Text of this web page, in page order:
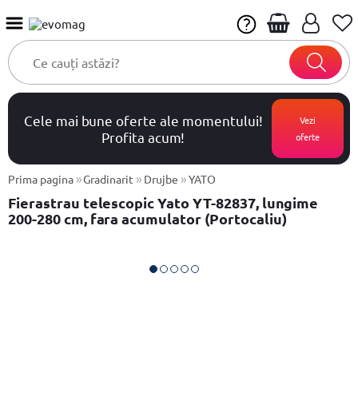
Cele mai bune oferte ale momentului!
Profita acum!
Vezi
oferte
Prima pagina »Gradinarit » Drujbe »YATO
Fierastrau telescopic Yato YT-82837, lungime
200-280 cm, fara acumulator (Portocaliu)